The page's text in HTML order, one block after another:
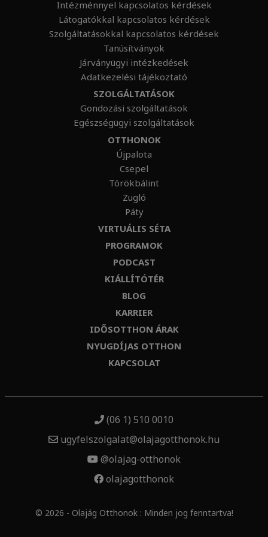
Intézménnyel kapcsolatos kérdések
Látogatókkal kapcsolatos kérdések
Szolgáltatásokkal kapcsolatos kérdések
Tanúsítványok
Járványügyi intézkedések
Adatkezelési tájékoztató
SZOLGÁLTATÁSOK
Gondozási szolgáltatások
Egészségügyi szolgáltatások
OTTHONOK
Újpalota
Csepel
Törökbálint
Zugló
Páty
VIRTUÁLIS SÉTA
PROGRAMOK
PODCAST
KIÁLLÍTÓTÉR
BLOG
KARRIER
IDŐSOTTHON ÁRAK
NYUGDÍJAS OTTHON
KAPCSOLAT
(06 1) 510 0010
ugyfelszolgalat@olajagotthonok.hu
@olajag-otthonok
olajagotthonok
© 2026 - Olajág Otthonok : Minden jog fenntartva!